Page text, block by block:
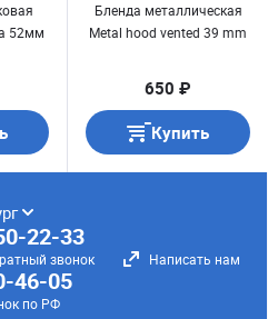
52мм
Бленда металлическая
Metal hood vented 39 mm
650 ₽
Купить
22-33
звонок Написать нам
46-05
по РФ